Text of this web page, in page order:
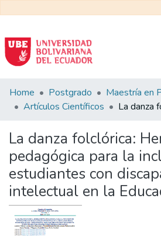
Communities
&
All of DSpace
Statistics
Home Postgrado
Artículos Científicos
La danza folclórica:
pedagógica para la
estudiantes con
intelectual en la